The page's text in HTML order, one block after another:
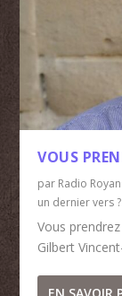
VOUS
par Radio
un dernier vers ?
Vous
Gilbert
EN SAVOIR